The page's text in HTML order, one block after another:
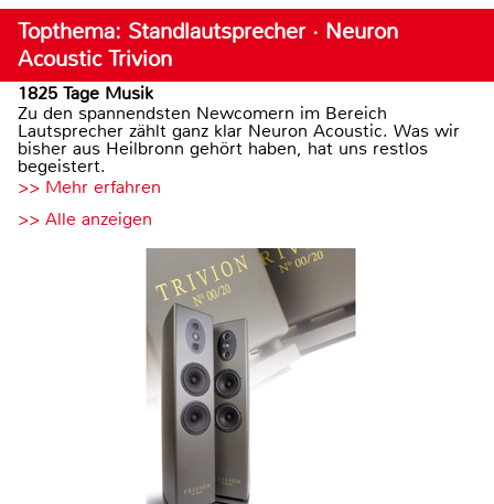
Topthema: Standlautsprecher · Neuron
Acoustic Trivion
1825 Tage Musik
Zu den spannendsten Newcomern im Bereich
Lautsprecher zählt ganz klar Neuron Acoustic. Was wir
bisher aus Heilbronn gehört haben, hat uns restlos
begeistert.
>> Mehr erfahren
>> Alle anzeigen